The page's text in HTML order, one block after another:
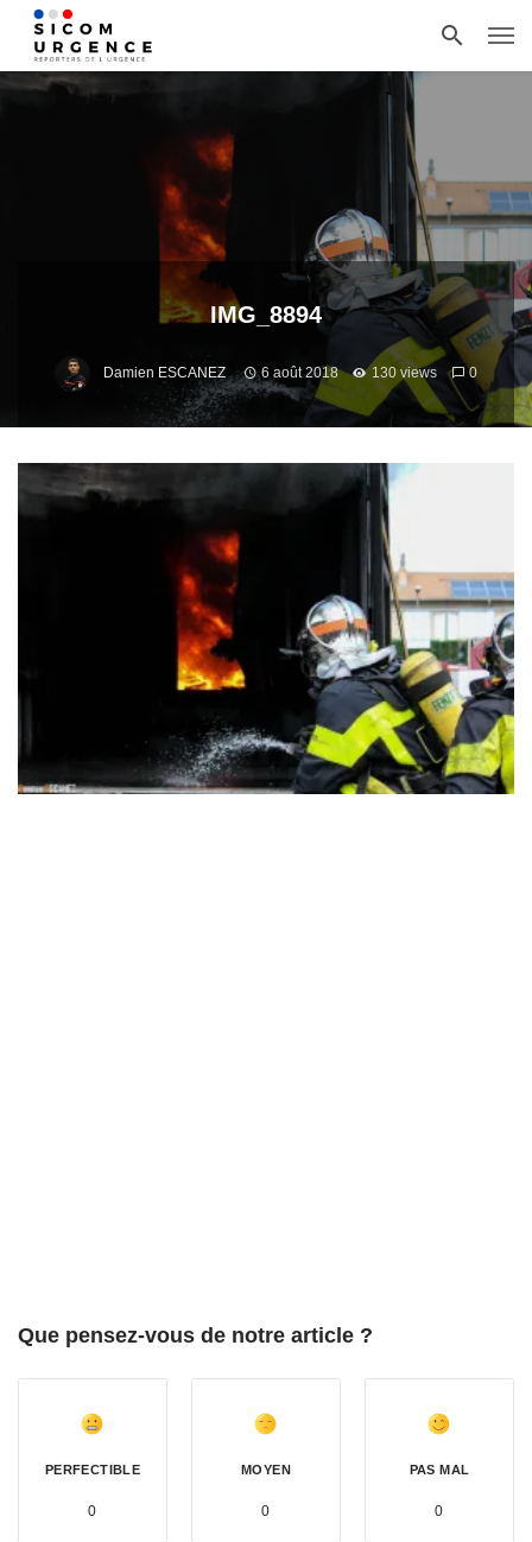
IMG_8894
Damien ESCANEZ 6 août 2018 130 views 0
Que pensez-vous de notre article ?
PERFECTIBLE
0
MOYEN
0
PAS MAL
0